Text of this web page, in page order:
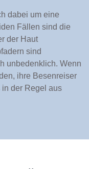
dabei um eine
Fällen sind die
der Haut
sind
unbedenklich. Wenn
ihre Besenreiser
der Regel aus